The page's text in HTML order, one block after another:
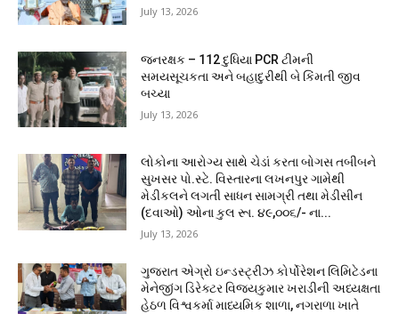
July 13, 2026
જનરક્ષક – 112 દુધિયા PCR ટીમની
સમયસૂચકતા અને બહાદુરીથી બે કિંમતી જીવ
બચ્યા
July 13, 2026
લોકોના આરોગ્ય સાથે ચેડાં કરતા બોગસ તબીબને
સુખસર પો.સ્ટે. વિસ્તારના લખનપુર ગામેથી
મેડીકલને લગતી સાધન સામગ્રી તથા મેડીસીન
(દવાઓ) ઓના કુલ રૂા. ૪૯,૦૦૬/- ના...
July 13, 2026
ગુજરાત એગ્રો ઇન્ડસ્ટ્રીઝ કોર્પોરેશન લિમિટેડના
મેનેજીંગ ડિરેક્ટર વિજયકુમાર ખરાડીની અધ્યક્ષતા
હેઠળ વિશ્વકર્મા માધ્યમિક શાળા, નગરાળા ખાતે